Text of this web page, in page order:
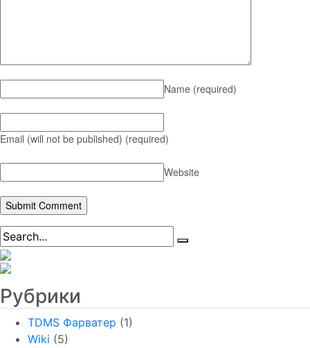
Name (required)
Email (will not be published) (required)
Website
Рубрики
TDMS Фарватер (1)
Wiki (5)